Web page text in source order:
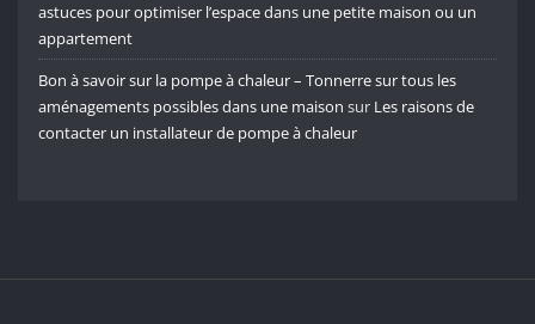
astuces pour optimiser l’espace dans une petite maison ou un
appartement
Bon à savoir sur la pompe à chaleur – Tonnerre sur tous les
aménagements possibles dans une maison sur Les raisons de
contacter un installateur de pompe à chaleur